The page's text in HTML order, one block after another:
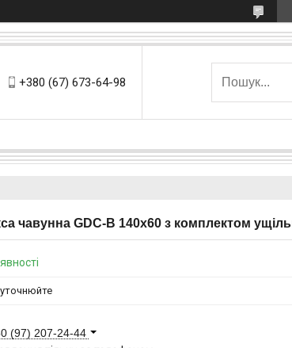
+380 (67) 673-64-98
чавунна GDC-B 140х60 з комплектом
уточнюйте
(97) 207-24-44